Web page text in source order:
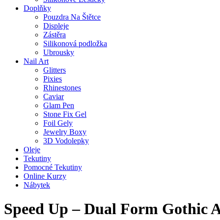
Doplňky
Pouzdra Na Štětce
Displeje
Zástěra
Silikonová podložka
Ubrousky
Nail Art
Glitters
Pixies
Rhinestones
Caviar
Glam Pen
Stone Fix Gel
Foil Gely
Jewelry Boxy
3D Vodolepky
Oleje
Tekutiny
Pomocné Tekutiny
Online Kurzy
Nábytek
Speed Up – Dual Form Gothic